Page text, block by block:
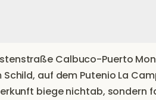
Calbuco-Puerto
auf dem Putenio La
biege nichtab, sondern